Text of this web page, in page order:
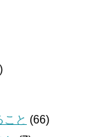
こと (66)